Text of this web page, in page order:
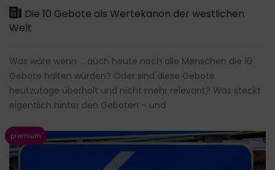
Die 10 Gebote als Wertekanon der westlichen
Welt
Was wäre wenn … auch heute noch alle Menschen die 10
Gebote halten würden? Oder sind diese Gebote
heutzutage überholt und nicht mehr relevant? Was steckt
eigentlich hinter den Geboten – und